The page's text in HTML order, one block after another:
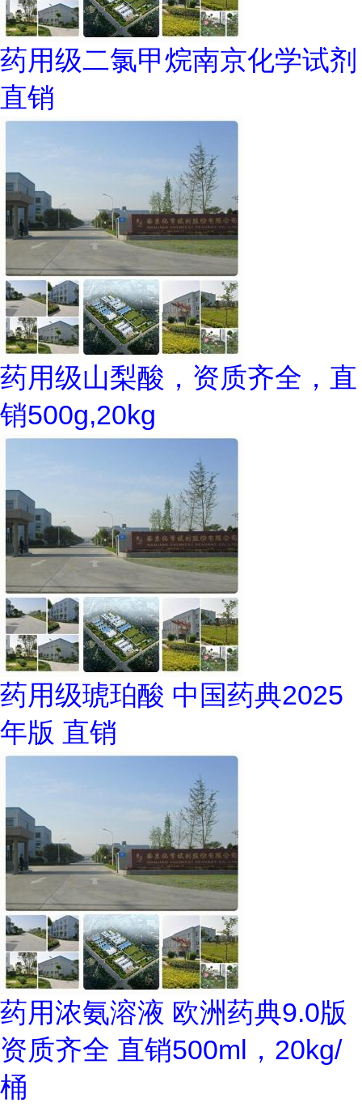
药用级二氯甲烷南京化学试剂
直销
药用级山梨酸，资质齐全，直
销500g,20kg
药用级琥珀酸 中国药典2025
年版 直销
药用浓氨溶液 欧洲药典9.0版
资质齐全 直销500ml，20kg/
桶